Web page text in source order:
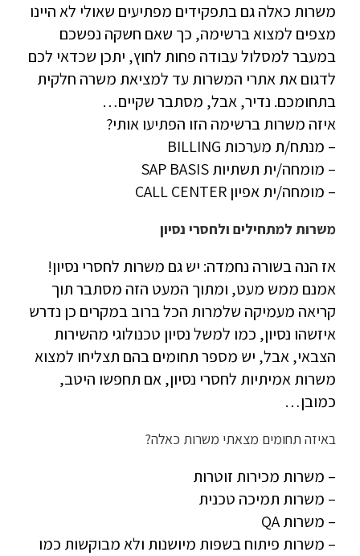
משרות כאלה גם בתפקידים מפתיעים שאולי לא היינו
מצפים למצוא ברשימה, כך שאם חשקה נפשכם
במעבר למסלול עבודה פחות לחוץ, יתכן שכדאי לכם
לדגום את אתרי המשרות עד למציאת משרה חלקית
בתחומכם. נדיר, אבל, מסתבר שקיים…
איזה משרות ברשימה הזו הפתיעו אותי?
– מנתח/ת מערכות BILLING
– מומחה/ית תשתיות SAP BASIS
– מומחה/ית אפיון CALL CENTER
משרות למתחילים ולחסרי נסיון
אז הנה בשורה נחמדה: יש גם משרות לחסרי נסיון!
אמנם ממש מעט, ומתוך המעט הזה מסתבר תוך
קריאה מעמיקה שלמרות הכל ברוב במקרים כן נדרש
איזשהו נסיון, כמו למשל נסיון טכנולוגי מהשירות
הצבאי, אבל, יש מספר תחומים בהם תצליחו למצוא
משרות אמיתיות לחסרי נסיון, אם תחפשו היטב,
כמובן…
באיזה תחומים מצאתי משרות כאלה?
– משרות מכירות זוטרות
– משרות תמיכה טכנית
– משרות QA
– משרות פיתוח בשפות מיושנות ולא מבוקשות כמו